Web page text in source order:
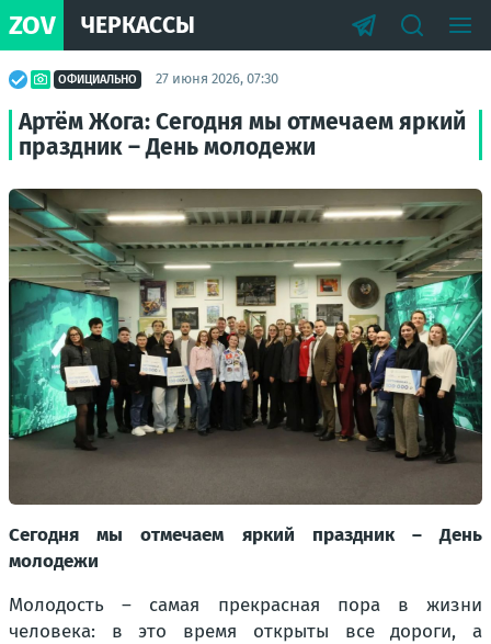
ZOV ЧЕРКАССЫ
ОФИЦИАЛЬНО 27 июня 2026, 07:30
Артём Жога: Сегодня мы отмечаем яркий
праздник – День молодежи
Сегодня мы отмечаем яркий праздник – День
молодежи
Молодость – самая прекрасная пора в жизни
человека: в это время открыты все дороги, а